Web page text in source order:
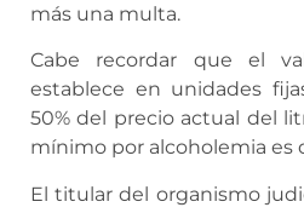
más una multa.
Cabe recordar que el
establece en unidades
50% del precio actual del
mínimo por alcoholemia es
El titular del organismo